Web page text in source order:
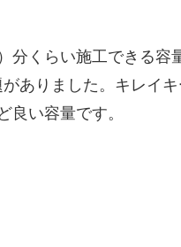
分くらい施工できる容
ありました。キレイ
良い容量です。